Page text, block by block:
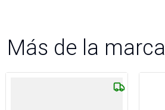
Más de la marca